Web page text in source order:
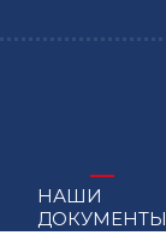
НАШИ
ДОКУМЕНТЫ